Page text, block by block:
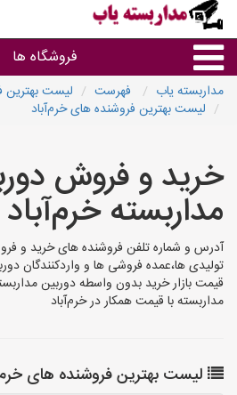
فروشگاه ها
براساس مشخصات
براساس برند
فروشندگان دوربین
مداربسته یاب فهرست
لیست بهترین
لیست بهترین فروشنده های خرم‌آباد
خرید و فروش
مداربسته خرم‌آباد
آدرس و شماره تلفن فروشنده های خرید و
تولیدی ها،عمده فروشی ها و واردکنندگان
قیمت بازار خرید بدون واسطه دوربین
مداربسته با قیمت همکار در خرم‌آباد
لیست بهترین فروشنده های